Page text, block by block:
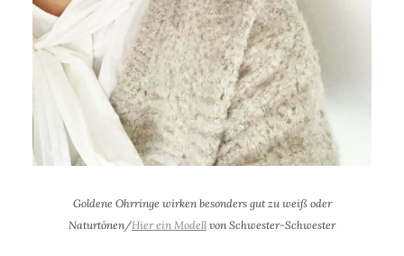
Goldene Ohrringe wirken besonders gut zu weiß oder
Naturtönen/Hier ein Modell von Schwester-Schwester